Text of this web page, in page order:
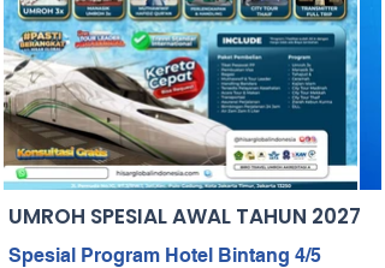
UMROH SPESIAL AWAL TAHUN 2027
Spesial Program Hotel Bintang 4/5